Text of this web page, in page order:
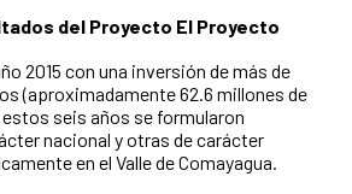
del Proyecto El Proyecto
2015 con una inversión de más de
(aproximadamente 62.6 millones de
seis años se formularon
nacional y otras de carácter
en el Valle de Comayagua.